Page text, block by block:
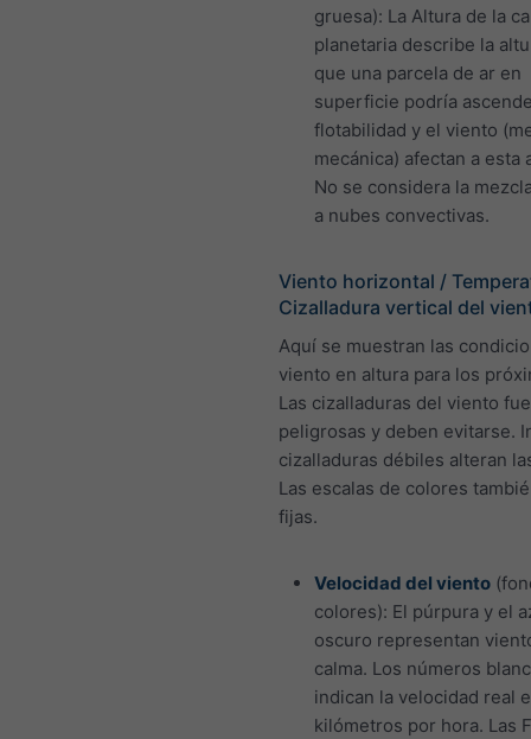
gruesa): La Altura de la
planetaria describe la
que una parcela de ar en
superficie podría
flotabilidad y el viento
mecánica) afectan a esta
No se considera la
a nubes convectivas.
Viento horizontal /
Cizalladura vertical del
Aquí se muestran las
viento en altura para los
Las cizalladuras del viento
peligrosas y deben evitarse.
cizalladuras débiles alteran
Las escalas de colores
fijas.
Velocidad del viento
colores): El púrpura y el
oscuro representan
calma. Los números
indican la velocidad real
kilómetros por hora. Las